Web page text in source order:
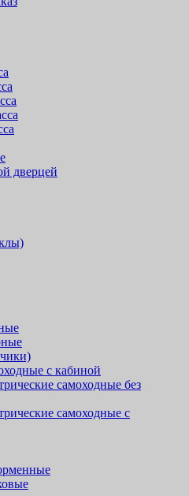
дверцей
с кабиной
самоходные без
самоходные с